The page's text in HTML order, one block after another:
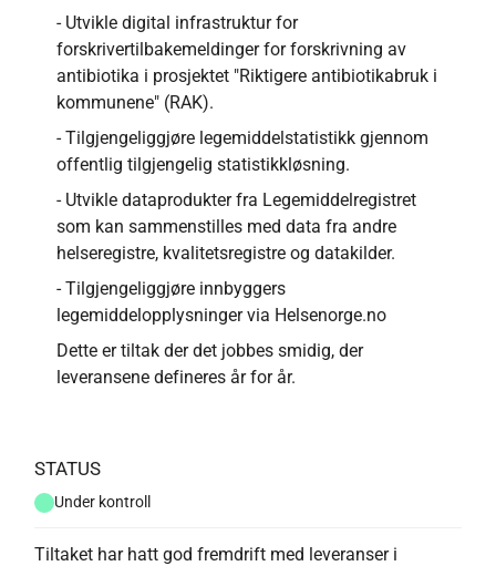
- Utvikle digital infrastruktur for
forskrivertilbakemeldinger for forskrivning av
antibiotika i prosjektet "Riktigere antibiotikabruk i
kommunene" (RAK).
- Tilgjengeliggjøre legemiddelstatistikk gjennom
offentlig tilgjengelig statistikkløsning.
- Utvikle dataprodukter fra Legemiddelregistret
som kan sammenstilles med data fra andre
helseregistre, kvalitetsregistre og datakilder.
- Tilgjengeliggjøre innbyggers
legemiddelopplysninger via Helsenorge.no
Dette er tiltak der det jobbes smidig, der
leveransene defineres år for år.
STATUS
Under kontroll
Tiltaket har hatt god fremdrift med leveranser i